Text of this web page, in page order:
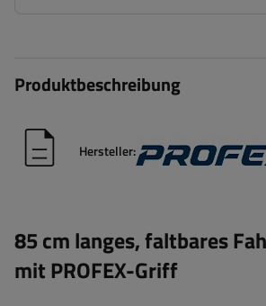
Produktbeschreibung
Hersteller:
85 cm langes, faltbares
mit PROFEX-Griff